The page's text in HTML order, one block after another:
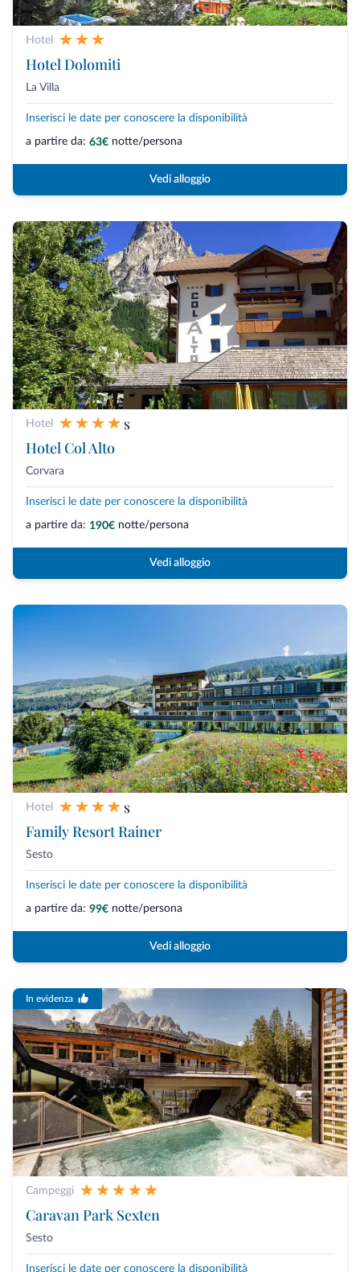
Hotel
Hotel Dolomiti
La Villa
Inserisci le date per conoscere la disponibilità
a partire da: 63€ notte/persona
Vedi alloggio
Hotel
s
Hotel Col Alto
Corvara
Inserisci le date per conoscere la disponibilità
a partire da: 190€ notte/persona
Vedi alloggio
Hotel
s
Family Resort Rainer
Sesto
Inserisci le date per conoscere la disponibilità
a partire da: 99€ notte/persona
Vedi alloggio
In evidenza
Campeggi
Caravan Park Sexten
Sesto
Inserisci le date per conoscere la disponibilità